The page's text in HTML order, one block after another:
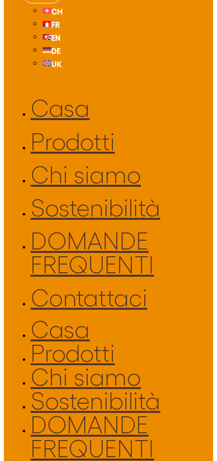
CH
FR
EN
DE
UK
Casa
Prodotti
Chi siamo
Sostenibilità
DOMANDE
FREQUENTI
Contattaci
Casa
Prodotti
Chi siamo
Sostenibilità
DOMANDE
FREQUENTI